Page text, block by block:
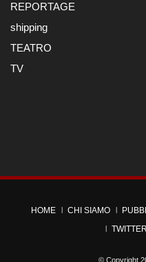
REPORTAGE
shipping
TEATRO
TV
HOME CHI SIAMO
TWITTER
© Copyright